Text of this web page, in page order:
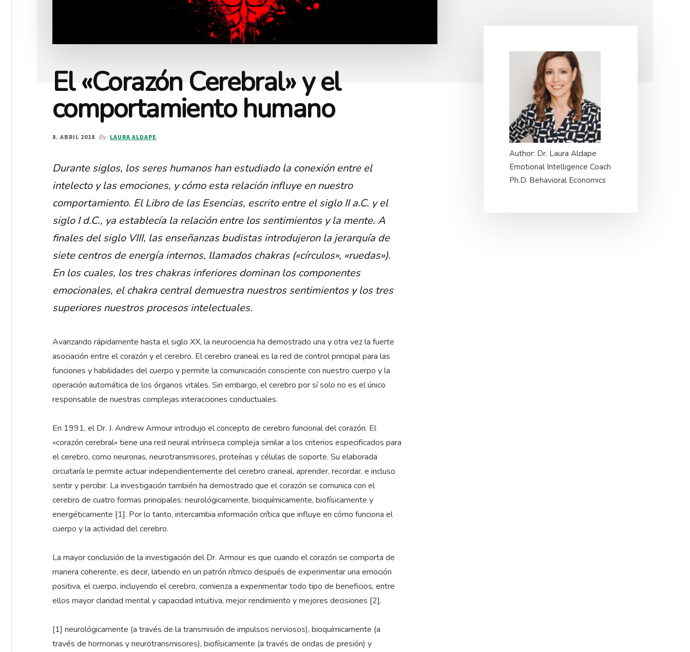
El «Corazón Cerebral» y el
comportamiento humano
8. ABRIL 2018 By LAURA ALDAPE
Durante siglos, los seres humanos han estudiado la conexión entre el
intelecto y las emociones, y cómo esta relación influye en nuestro
comportamiento. El Libro de las Esencias, escrito entre el siglo II a.C. y el
siglo I d.C., ya establecía la relación entre los sentimientos y la mente. A
finales del siglo VIII, las enseñanzas budistas introdujeron la jerarquía de
siete centros de energía internos, llamados chakras («círculos», «ruedas»).
En los cuales, los tres chakras inferiores dominan los componentes
emocionales, el chakra central demuestra nuestros sentimientos y los tres
superiores nuestros procesos intelectuales.
Avanzando rápidamente hasta el siglo XX, la neurociencia ha demostrado una y otra vez la fuerte
asociación entre el corazón y el cerebro. El cerebro craneal es la red de control principal para las
funciones y habilidades del cuerpo y permite la comunicación consciente con nuestro cuerpo y la
operación automática de los órganos vitales. Sin embargo, el cerebro por sí solo no es el único
responsable de nuestras complejas interacciones conductuales.
En 1991, el Dr. J. Andrew Armour introdujo el concepto de cerebro funcional del corazón. El
«corazón cerebral» tiene una red neural intrínseca compleja similar a los criterios especificados para
el cerebro, como neuronas, neurotransmisores, proteínas y células de soporte. Su elaborada
circuitaría le permite actuar independientemente del cerebro craneal, aprender, recordar, e incluso
sentir y percibir. La investigación también ha demostrado que el corazón se comunica con el
cerebro de cuatro formas principales: neurológicamente, bioquímicamente, biofísicamente y
energéticamente [1]. Por lo tanto, intercambia información crítica que influye en cómo funciona el
cuerpo y la actividad del cerebro.
La mayor conclusión de la investigación del Dr. Armour es que cuando el corazón se comporta de
manera coherente, es decir, latiendo en un patrón rítmico después de experimentar una emoción
positiva, el cuerpo, incluyendo el cerebro, comienza a experimentar todo tipo de beneficios, entre
ellos mayor claridad mental y capacidad intuitiva, mejor rendimiento y mejores decisiones [2].
[1] neurológicamente (a través de la transmisión de impulsos nerviosos), bioquímicamente (a
través de hormonas y neurotransmisores), biofísicamente (a través de ondas de presión) y
Primary
Sidebar
Author: Dr. Laura Aldape
Emotional Intelligence Coach
Ph.D. Behavioral Economics